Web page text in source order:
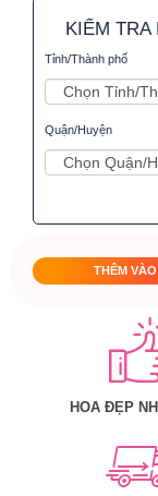
KIỂM TRA
Tỉnh/Thành phố
Quận/Huyện
THÊM
HOA ĐẸP